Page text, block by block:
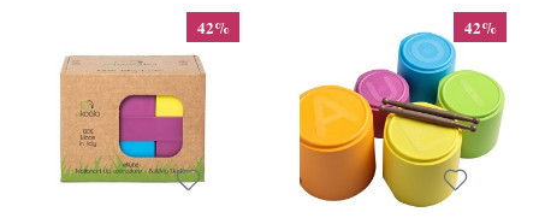
42% 42%